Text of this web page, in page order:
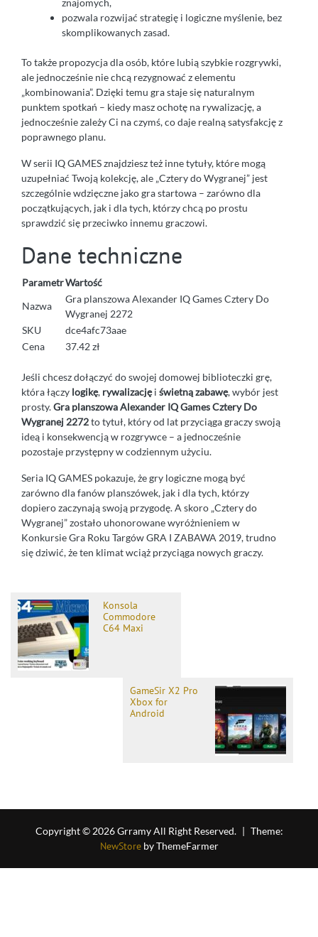
znajomych,
pozwala rozwijać strategię i logiczne myślenie, bez
skomplikowanych zasad.
To także propozycja dla osób, które lubią szybkie rozgrywki,
ale jednocześnie nie chcą rezygnować z elementu
„kombinowania”. Dzięki temu gra staje się naturalnym
punktem spotkań – kiedy masz ochotę na rywalizację, a
jednocześnie zależy Ci na czymś, co daje realną satysfakcję z
poprawnego planu.
W serii IQ GAMES znajdziesz też inne tytuły, które mogą
uzupełniać Twoją kolekcję, ale „Cztery do Wygranej” jest
szczególnie wdzięczne jako gra startowa – zarówno dla
początkujących, jak i dla tych, którzy chcą po prostu
sprawdzić się przeciwko innemu graczowi.
Dane techniczne
ParametrWartość
Nazwa
Gra planszowa Alexander IQ Games Cztery Do
Wygranej 2272
SKU
dce4afc73aae
Cena
37.42 zł
Jeśli chcesz dołączyć do swojej domowej biblioteczki grę,
która łączy logikę, rywalizacjęi świetną zabawę, wybór jest
prosty.Gra planszowa Alexander IQ Games Cztery Do
Wygranej 2272to tytuł, który od lat przyciąga graczy swoją
ideą i konsekwencją w rozgrywce – a jednocześnie
pozostaje przystępny w codziennym użyciu.
Seria IQ GAMES pokazuje, że gry logiczne mogą być
zarówno dla fanów planszówek, jak i dla tych, którzy
dopiero zaczynają swoją przygodę. A skoro „Cztery do
Wygranej” zostało uhonorowane wyróżnieniem w
Konkursie Gra Roku Targów GRA I ZABAWA 2019, trudno
się dziwić, że ten klimat wciąż przyciąga nowych graczy.
Konsola
Commodore
C64 Maxi
GameSir X2 Pro
Xbox for
Android
Copyright © 2026 Grramy All Right Reserved. | Theme:
NewStoreby ThemeFarmer